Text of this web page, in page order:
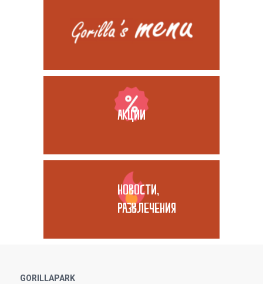
АКЦИИ
НОВОСТИ,
РАЗВЛЕЧЕНИЯ
GORILLAPARK